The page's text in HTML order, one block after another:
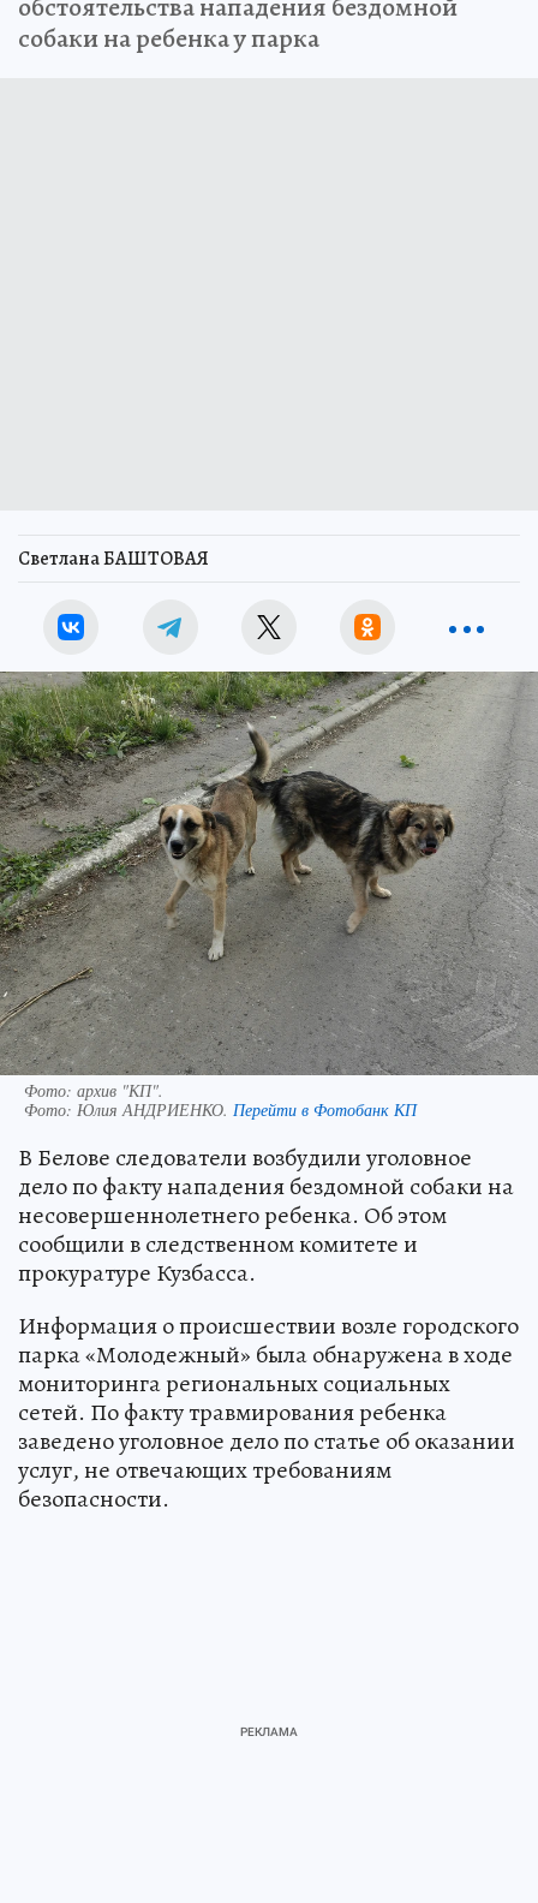
собаки на ребенка у парка
Светлана БАШТОВАЯ
Фото: архив "КП".
Фото: Юлия АНДРИЕНКО. Перейти в Фотобанк КП
В Белове следователи возбудили уголовное
дело по факту нападения бездомной собаки на
несовершеннолетнего ребенка. Об этом
сообщили в следственном комитете и
прокуратуре Кузбасса.
Информация о происшествии возле городского
парка «Молодежный» была обнаружена в ходе
мониторинга региональных социальных
сетей. По факту травмирования ребенка
заведено уголовное дело по статье об оказании
услуг, не отвечающих требованиям
безопасности.